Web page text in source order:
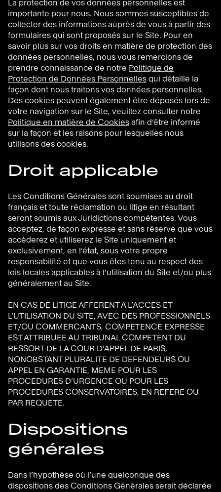
La protection de vos données personnelles est
importante pour nous. Nous sommes susceptibles de
collecter des informations auprès de vous à partir des
formulaires qui sont proposés sur le Site. Pour en
savoir plus sur vos droits en matière de protection des
données personnelles, nous vous remercions de
prendre connaissance de notre Politique de
Protection de Données Personnelles qui détaille la
façon dont nous traitons vos données personnelles.
Des cookies peuvent également être déposés lors de
votre navigation sur le Site, veuillez consulter notre
Politique en matière de Cookies afin d’être informé
sur la façon et les raisons pour lesquelles nous
utilisons des cookies.
Droit applicable
Les Conditions Générales sont soumises au droit
français et toute réclamation ou litige en résultant
seront soumis aux Juridictions compétentes. Vous
acceptez, de façon expresse et sans réserve que vous
accèderez et utiliserez le Site uniquement et
exclusivement, en l’état, sous votre propre
responsabilité et que vous êtes tenu au respect des
lois locales applicables à l’utilisation du Site et/ou plus
généralement au Site.
EN CAS DE LITIGE AFFERENT A L’ACCES ET
L’UTILISATION DU SITE, AVEC DES PROFESSIONNELS
ET/OU COMMERCANTS, COMPETENCE EXPRESSE
EST ATTRIBUEE AU TRIBUNAL COMPETENT DU
RESSORT DE LA COUR D’APPEL DE PARIS,
NONOBSTANT PLURALITE DE DEFENDEURS OU
APPEL EN GARANTIE, MEME POUR LES
PROCEDURES D’URGENCE OU POUR LES
PROCEDURES CONSERVATOIRES, EN REFERE OU
PAR REQUETE.
Dispositions
générales
Dans l’hypothèse où l’une quelconque des
dispositions des Conditions Générales serait déclarée